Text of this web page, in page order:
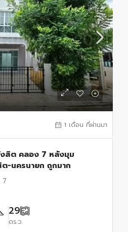
1 เดือน ที่ผ่านมา
งสิต คลอง 7 หลังมุม
-นครนายก ถูกมาก
7
29
ตร.ว.